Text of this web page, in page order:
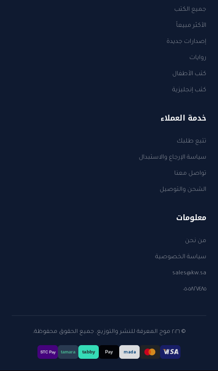
جميع الكتب
الأكثر مبيعاً
إصدارات جديدة
روايات
كتب الأطفال
كتب إنجليزية
خدمة العملاء
تتبع طلبك
سياسة الإرجاع والاستبدال
تواصل معنا
الشحن والتوصيل
معلومات
من نحن
سياسة الخصوصية
sales@kw.sa
٠٥٠٥٨٢٧٤٨٥
© ٢٠٢٦ موج المعرفة للنشر والتوزيع. جميع الحقوق محفوظة.
mada
Pay
tabby
tamara
STC Pay